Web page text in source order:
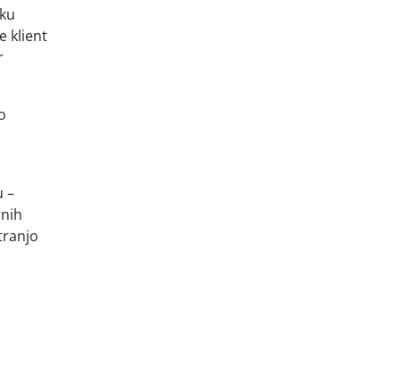
klient
–